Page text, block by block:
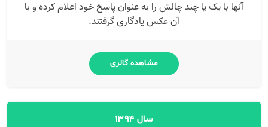
آنها با یک یا چند چالش را به عنوان پاسخ خود اعلام کرده و با
آن عکس یادگاری گرفتند.
مشاهده گالری
سال ۱۳۹۴